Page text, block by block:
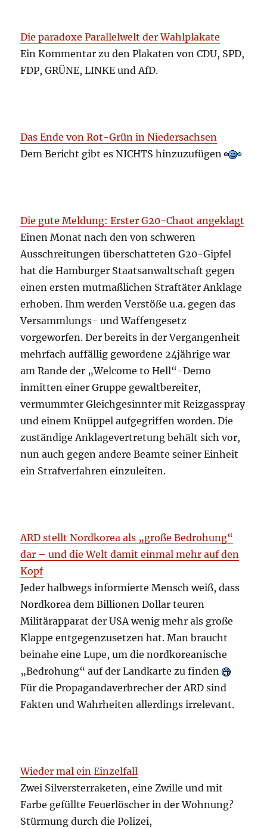
Die paradoxe Parallelwelt der Wahlplakate
Ein Kommentar zu den Plakaten von CDU, SPD,
FDP, GRÜNE, LINKE und AfD.
Das Ende von Rot-Grün in Niedersachsen
Dem Bericht gibt es NICHTS hinzuzufügen
Die gute Meldung: Erster G20-Chaot angeklagt
Einen Monat nach den von schweren
Ausschreitungen überschatteten G20-Gipfel
hat die Hamburger Staatsanwaltschaft gegen
einen ersten mutmaßlichen Straftäter Anklage
erhoben. Ihm werden Verstöße u.a. gegen das
Versammlungs- und Waffengesetz
vorgeworfen. Der bereits in der Vergangenheit
mehrfach auffällig gewordene 24jährige war
am Rande der „Welcome to Hell“-Demo
inmitten einer Gruppe gewaltbereiter,
vermummter Gleichgesinnter mit Reizgasspray
und einem Knüppel aufgegriffen worden. Die
zuständige Anklagevertretung behält sich vor,
nun auch gegen andere Beamte seiner Einheit
ein Strafverfahren einzuleiten.
ARD stellt Nordkorea als „große Bedrohung“
dar – und die Welt damit einmal mehr auf den
Kopf
Jeder halbwegs informierte Mensch weiß, dass
Nordkorea dem Billionen Dollar teuren
Militärapparat der USA wenig mehr als große
Klappe entgegenzusetzen hat. Man braucht
beinahe eine Lupe, um die nordkoreanische
„Bedrohung“ auf der Landkarte zu finden
Für die Propagandaverbrecher der ARD sind
Fakten und Wahrheiten allerdings irrelevant.
Wieder mal ein Einzelfall
Zwei Silversterraketen, eine Zwille und mit
Farbe gefüllte Feuerlöscher in der Wohnung?
Stürmung durch die Polizei,